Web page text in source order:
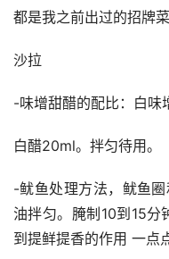
都是我之前出过的招牌菜
沙拉
-味增甜醋的配比：白味
白醋20ml。拌匀待用。
-鱿鱼处理方法，鱿鱼
油拌匀。腌制10到15
到提鲜提香的作用 一点